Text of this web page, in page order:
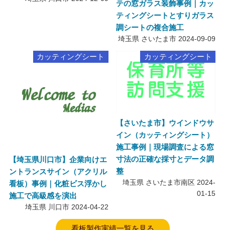
テの窓ガラス装飾事例｜カッ
ティングシートとすりガラス
調シートの複合施工
埼玉県 さいたま市 2024-09-09
カッティングシート
【埼玉県川口市】企業向けエ
ントランスサイン（アクリル
看板）事例｜化粧ビス浮かし
施工で高級感を演出
埼玉県 川口市 2024-04-22
カッティングシート
【さいたま市】ウインドウサ
イン（カッティングシート）
施工事例｜現場調査による窓
寸法の正確な採寸とデータ調
整
埼玉県 さいたま市南区 2024-
01-15